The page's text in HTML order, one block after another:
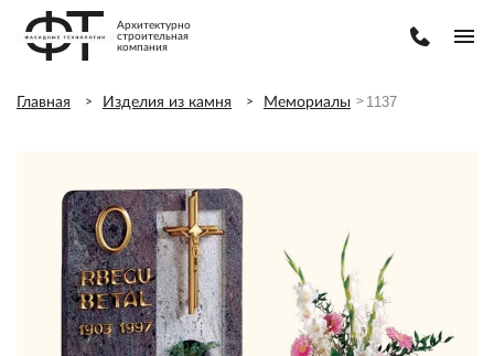
Архитектурно
строительная
компания
1137
Главная Изделия из камня Мемориалы 1137